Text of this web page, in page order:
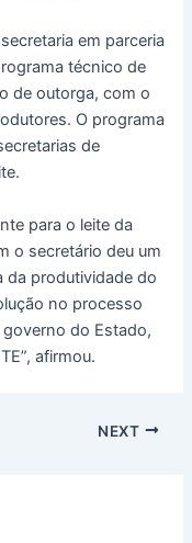
em parceria
técnico de
de outorga, com o
O programa
de
para o leite da
o secretário deu um
da produtividade do
no processo
do Estado,
afirmou.
NEXT